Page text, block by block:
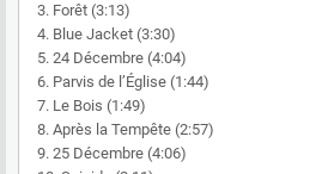
3. Forêt (3:13)
4. Blue Jacket (3:30)
5. 24 Décembre (4:04)
6. Parvis de l’Église (1:44)
7. Le Bois (1:49)
8. Après la Tempête (2:57)
9. 25 Décembre (4:06)